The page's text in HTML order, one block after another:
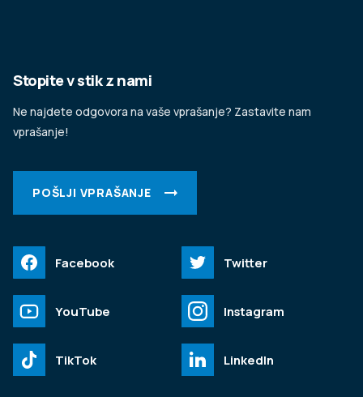
Stopite v stik z nami
Ne najdete odgovora na vaše vprašanje? Zastavite nam
vprašanje!
POŠLJI VPRAŠANJE
Facebook Twitter
YouTube Instagram
TikTok LinkedIn